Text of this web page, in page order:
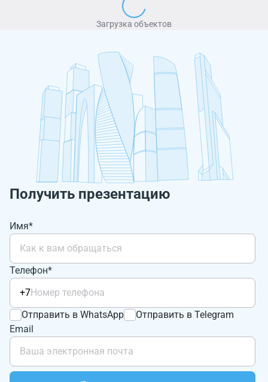
Загрузка объектов
Получить презентацию
Имя*
Телефон*
+7
Отправить в WhatsApp
Отправить в Telegram
Email